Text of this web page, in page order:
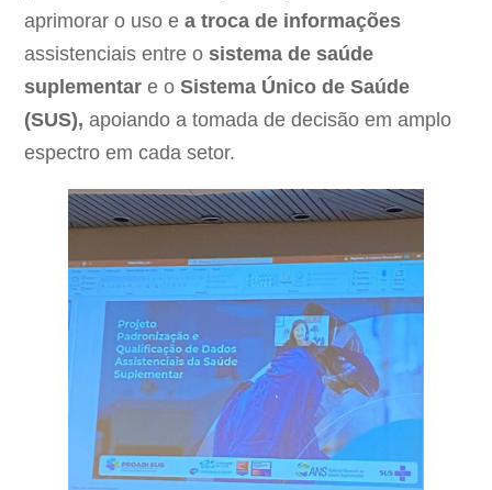
aprimorar o uso ea troca de informações
assistenciais entre o sistema de saúde
suplementar e oSistema Único de Saúde
(SUS), apoiando a tomada de decisão em amplo
espectro em cada setor.